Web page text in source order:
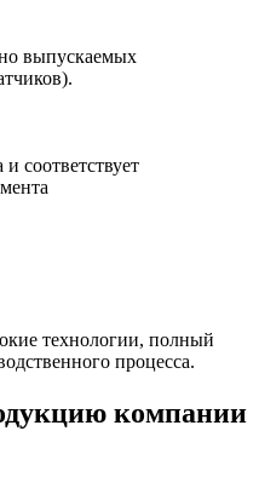
выпускаемых
соответствует
технологии, полный
процесса.
компании